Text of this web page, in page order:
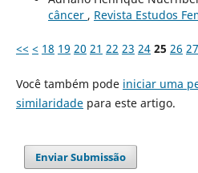
câncer , Revista Estudos
<< < 18 19 20 21 22 23 24 25 26 27
Você também pode iniciar uma
similaridadepara este artigo.
Enviar Submissão